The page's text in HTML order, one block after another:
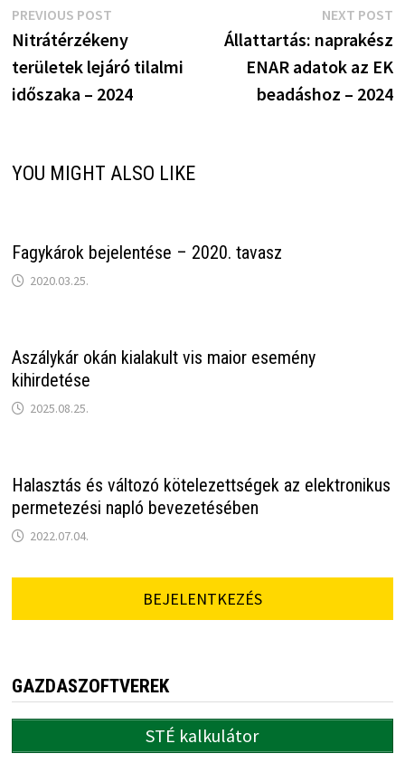
Bejegyzés
navigáció
PREVIOUS POSTPrevious
post:
Nitrátérzékeny
területek lejáró tilalmi
időszaka – 2024
NEXT POST
Állattartás: naprakész
ENAR adatok az EK
beadáshoz – 2024
YOU MIGHT ALSO LIKE
Fagykárok bejelentése – 2020. tavasz
2020.03.25.
Aszálykár okán kialakult vis maior esemény
kihirdetése
2025.08.25.
Halasztás és változó kötelezettségek az elektronikus
permetezési napló bevezetésében
2022.07.04.
BEJELENTKEZÉS
GAZDASZOFTVEREK
STÉ kalkulátor